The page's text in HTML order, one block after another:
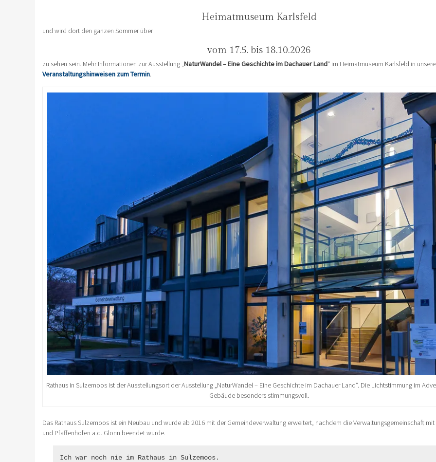
Heimatmuseum Karlsfeld
und wird dort den ganzen Sommer über
vom 17.5. bis 18.10.2026
zu sehen sein. Mehr Informationen zur Ausstellung „NaturWandel – Eine Geschichte im Dachauer Land“ im Heimatmuseum Karlsfeld in
Veranstaltungshinweisen zum Termin.
Rathaus in Sulzemoos ist der Ausstellungsort der Ausstellung „NaturWandel – Eine Geschichte im Dachauer Land“. Die Lichtstimmung im
Gebäude besonders stimmungsvoll.
Das Rathaus Sulzemoos ist ein Neubau und wurde ab 2016 mit der Gemeindeverwaltung erweitert, nachdem die Verwaltungsgemeinschaft
und Pfaffenhofen a.d. Glonn beendet wurde.
Ich war noch nie im Rathaus in Sulzemoos.